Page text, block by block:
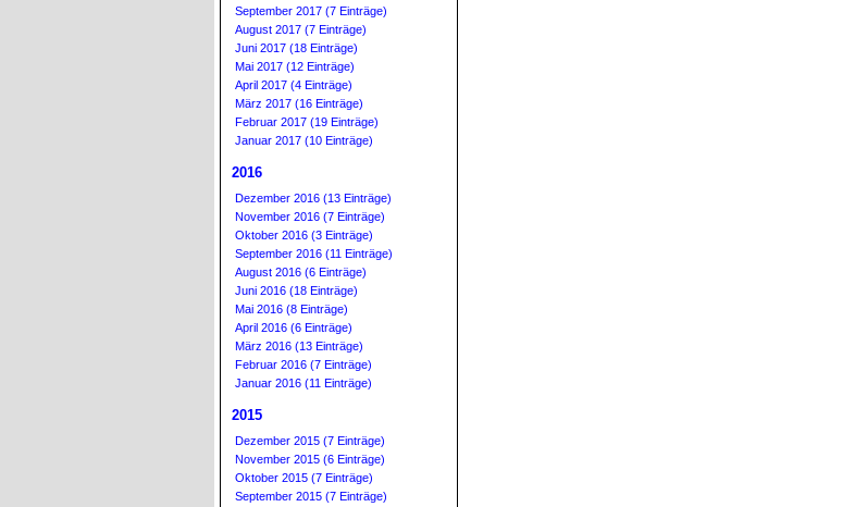
September 2017 (7 Einträge)
August 2017 (7 Einträge)
Juni 2017 (18 Einträge)
Mai 2017 (12 Einträge)
April 2017 (4 Einträge)
März 2017 (16 Einträge)
Februar 2017 (19 Einträge)
Januar 2017 (10 Einträge)
2016
Dezember 2016 (13 Einträge)
November 2016 (7 Einträge)
Oktober 2016 (3 Einträge)
September 2016 (11 Einträge)
August 2016 (6 Einträge)
Juni 2016 (18 Einträge)
Mai 2016 (8 Einträge)
April 2016 (6 Einträge)
März 2016 (13 Einträge)
Februar 2016 (7 Einträge)
Januar 2016 (11 Einträge)
2015
Dezember 2015 (7 Einträge)
November 2015 (6 Einträge)
Oktober 2015 (7 Einträge)
September 2015 (7 Einträge)